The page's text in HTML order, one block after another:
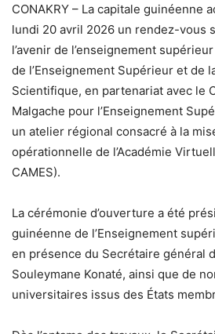
CONAKRY – La capitale guinéenne
lundi 20 avril 2026 un rendez-vous
l’avenir de l’enseignement
de l’Enseignement Supérieur et de
Scientifique, en partenariat avec le
Malgache pour l’Enseignement
un atelier régional consacré à la
opérationnelle de l’Académie
CAMES).
La cérémonie d’ouverture a été
guinéenne de l’Enseignement
en présence du Secrétaire général
Souleymane Konaté, ainsi que de
universitaires issus des États